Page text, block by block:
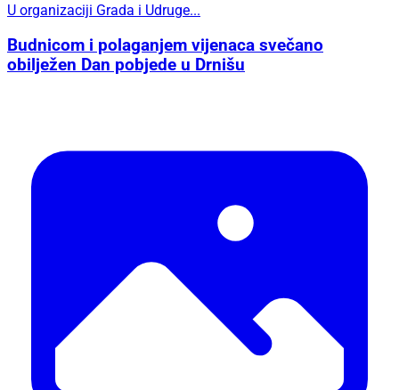
U organizaciji Grada i Udruge...
Budnicom i polaganjem vijenaca svečano
obilježen Dan pobjede u Drnišu